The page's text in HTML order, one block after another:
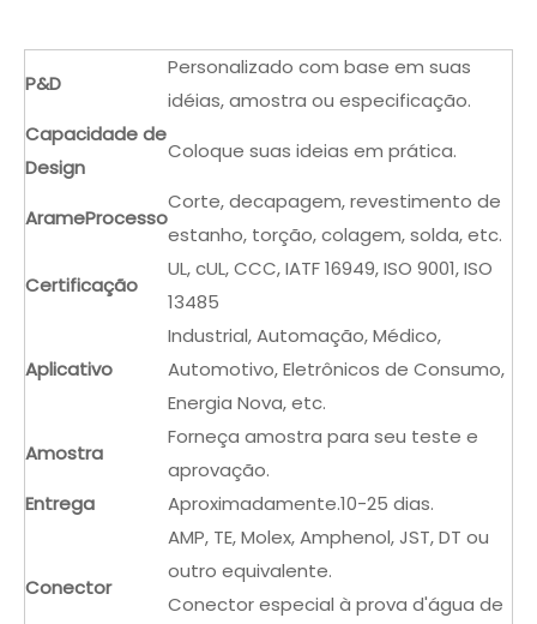
P&D
Personalizado com base em suas
idéias, amostra ou especificação.
Capacidade de
Design
Coloque suas ideias em prática.
ArameProcesso
Corte, decapagem, revestimento de
estanho, torção, colagem, solda, etc.
Certificação
UL, cUL, CCC, IATF 16949, ISO 9001, ISO
13485
Aplicativo
Industrial, Automação, Médico,
Automotivo, Eletrônicos de Consumo,
Energia Nova, etc.
Amostra
Forneça amostra para seu teste e
aprovação.
Entrega
Aproximadamente.10-25 dias.
Conector
AMP, TE, Molex, Amphenol, JST, DT ou
outro equivalente.
Conector especial à prova d'água de